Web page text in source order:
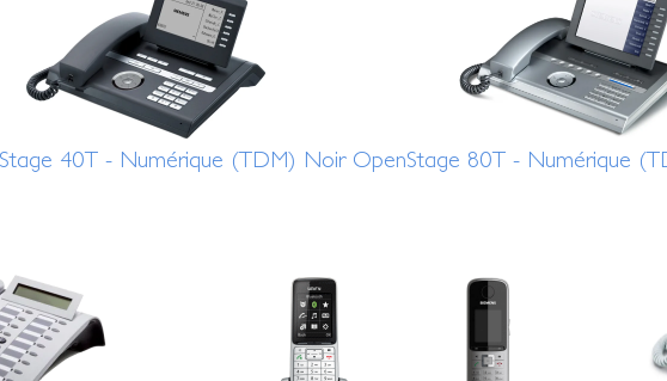
40T - Numérique (TDM) Noir OpenStage 80T - Numérique